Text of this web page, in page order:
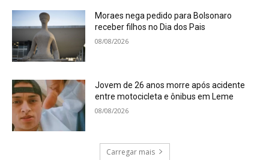
Moraes nega pedido para Bolsonaro
receber filhos no Dia dos Pais
08/08/2026
Jovem de 26 anos morre após acidente
entre motocicleta e ônibus em Leme
08/08/2026
Carregar mais